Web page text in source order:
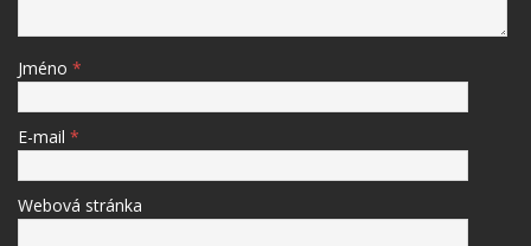
Jméno *
E-mail *
Webová stránka